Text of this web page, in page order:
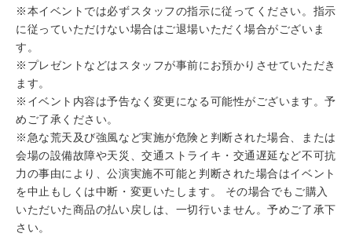
※本イベントでは必ずスタッフの指示に従ってください。指示
に従っていただけない場合はご退場いただく場合がございま
す。
※プレゼントなどはスタッフが事前にお預かりさせていただき
ます。
※イベント内容は予告なく変更になる可能性がございます。予
めご了承ください。
※急な荒天及び強風など実施が危険と判断された場合、または
会場の設備故障や天災、交通ストライキ・交通遅延など不可抗
力の事由により、公演実施不可能と判断された場合はイベント
を中止もしくは中断・変更いたします。 その場合でもご購入
いただいた商品の払い戻しは、一切行いません。予めご了承下
さい。